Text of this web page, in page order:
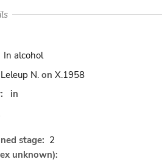
In alcohol
Leleup N. on X.1958
in
stage: 2
unknown):